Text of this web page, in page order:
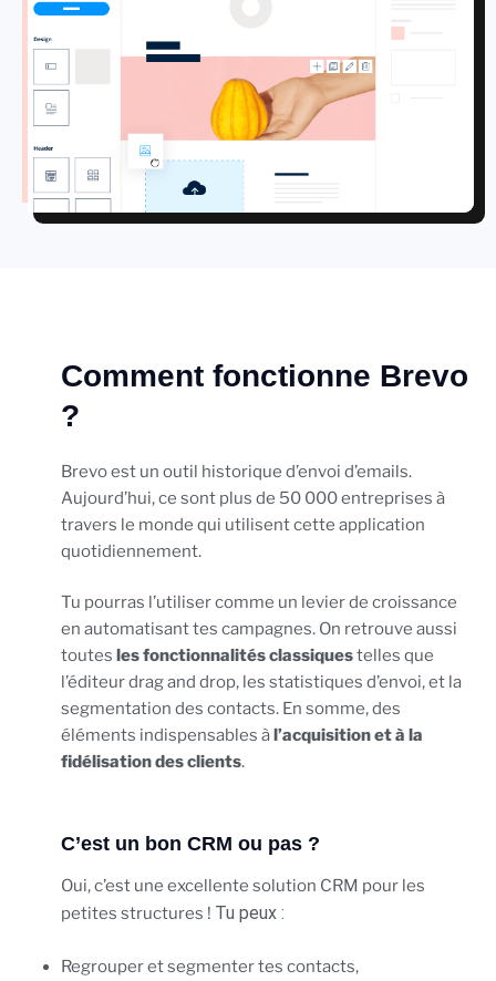
Comment fonctionne Brevo
?
Brevo est un outil historique d’envoi d’emails.
Aujourd’hui, ce sont plus de 50 000 entreprises à
travers le monde qui utilisent cette application
quotidiennement.
Tu pourras l’utiliser comme un levier de croissance
en automatisant tes campagnes. On retrouve aussi
toutes les fonctionnalités classiquestelles que
l’éditeur drag and drop, les statistiques d’envoi, et la
segmentation des contacts. En somme, des
éléments indispensables à l’acquisition et à la
fidélisation des clients.
C’est un bon CRM ou pas ?
Oui, c’est une excellente solution CRM pour les
petites structures ! Tu peux :
Regrouper et segmenter tes contacts,